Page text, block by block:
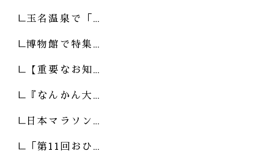
玉名温泉で「…
博物館で特集…
【重要なお知…
『なんかん大…
日本マラソン…
「第11回おひ…